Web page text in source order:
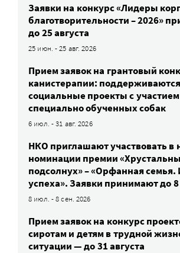
Заявки на конкурс «Лидеры
благотворительности – 2026»
до 25 августа
25 июн. - 25 авг. 2026
Прием заявок на грантовый
канистерапии: поддерживаются
социальные проекты с участием
специально обученных собак
6 июл. - 31 авг. 2026
НКО приглашают участвовать в
номинации премии
подсолнух» – «Орфанная семья.
успеха». Заявки принимают до
8 июл. - 8 сен. 2026
Прием заявок на конкурс
сиротам и детям в трудной
ситуации — до 31 августа